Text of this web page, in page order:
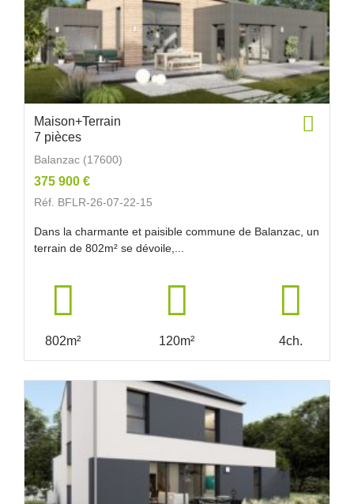
Maison+Terrain
7 pièces
Balanzac (17600)
375 900 €
Réf. BFLR-26-07-22-15
Dans la charmante et paisible commune de Balanzac, un
terrain de 802m² se dévoile,...
802m² 120m² 4ch.